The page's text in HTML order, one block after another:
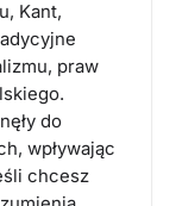
Kant,
praw
do
wpływając
chcesz